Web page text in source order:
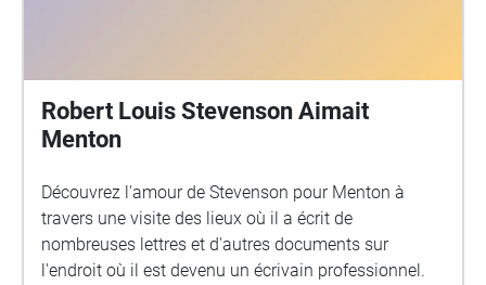
Robert Louis Stevenson Aimait
Menton
Découvrez l'amour de Stevenson pour Menton à
travers une visite des lieux où il a écrit de
nombreuses lettres et d'autres documents sur
l'endroit où il est devenu un écrivain professionnel.